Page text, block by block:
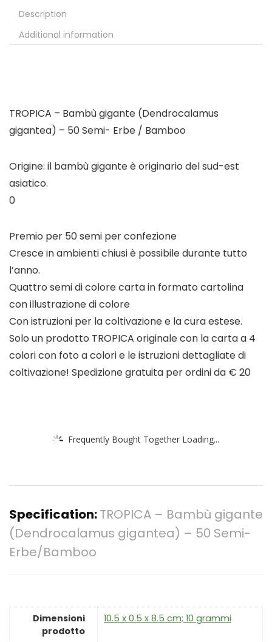
Description
Additional information
TROPICA – Bambù gigante (Dendrocalamus
gigantea) – 50 Semi- Erbe / Bamboo
Origine: il bambù gigante è originario del sud-est
asiatico.
0
Premio per 50 semi per confezione
Cresce in ambienti chiusi è possibile durante tutto
l’anno.
Quattro semi di colore carta in formato cartolina
con illustrazione di colore
Con istruzioni per la coltivazione e la cura estese.
Solo un prodotto TROPICA originale con la carta a 4
colori con foto a colori e le istruzioni dettagliate di
coltivazione! Spedizione gratuita per ordini da € 20
Frequently Bought Together Loading...
Specification:TROPICA – Bambù gigante
(Dendrocalamus gigantea) – 50 Semi-
Erbe/Bamboo
Dimensioni
prodotto
‎10.5 x 0.5 x 8.5 cm; 10 grammi